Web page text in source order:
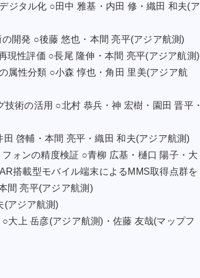
ジタル化 ○田中 雅基・内田 修・織田 和夫(ア
開発 ○後藤 悠也・本間 亮平(アジア航測)
現性評価 ○長尾 隆伸・本間 亮平(アジア航測)
属性分類 ○小森 惇也・角田 里美(アジア航
術の活用 ○北村 恭兵・神 宏樹・園田 晋平・
啓輔・本間 亮平・織田 和夫(アジア航測)
ォンの精度検証 ○青柳 広基・樋口 陽子・大
搭載型モバイル端末によるMMS取得点群を
間 亮平(アジア航測)
(アジア航測)
大上 岳彦(アジア航測)・佐藤 友哉(マップフ